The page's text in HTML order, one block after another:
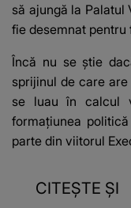
să ajungă la Palatul
fie desemnat
Încă nu se știe
sprijinul de care
se luau în calcul
formațiunea
parte din viitorul
CITEȘTE ȘI